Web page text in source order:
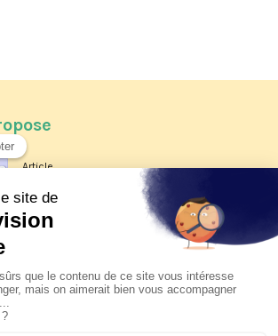
Article
Les reportages d'été 2026 de KTO
La visite pastorale du pape Léon
XIV à Assise à suivre sur KTO le
jeudi 6 août